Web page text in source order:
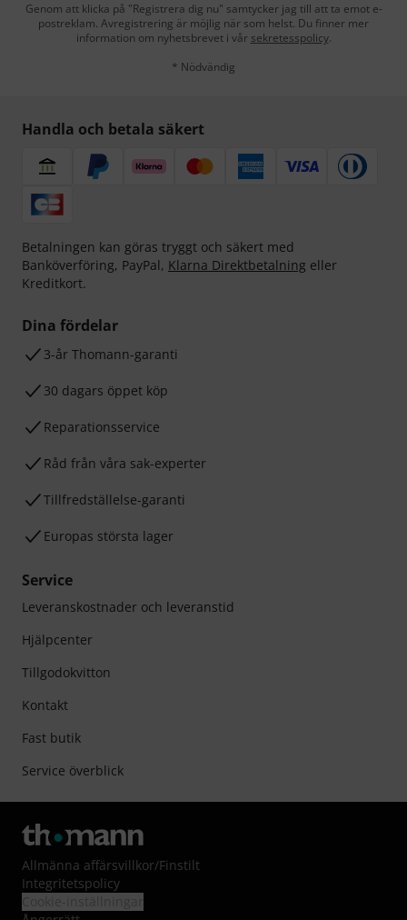
Genom att klicka på "Registrera dig nu" samtycker jag till att ta emot e-
postreklam. Avregistrering är möjlig när som helst. Du finner mer
information om nyhetsbrevet i vår sekretesspolicy.
* Nödvändig
Handla och betala säkert
Betalningen kan göras tryggt och säkert med
Banköverföring, PayPal, Klarna Direktbetalning eller
Kreditkort.
Dina fördelar
3-år Thomann-garanti
30 dagars öppet köp
Reparationsservice
Råd från våra sak-experter
Tillfredställelse-garanti
Europas största lager
Service
Leveranskostnader och leveranstid
Hjälpcenter
Tillgodokvitton
Kontakt
Fast butik
Service överblick
Allmänna affärsvillkor/Finstilt
Integritetspolicy